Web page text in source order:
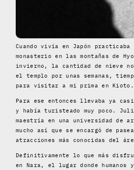
Cuando vivía en Japón practicaba
monasterio en las montañas de
invierno, la cantidad de nieve
el templo por unas semanas,
para visitar a mi prima en Kioto.
Para ese entonces llevaba ya
y había turisteado muy poco.
maestría en una universidad de
mucho así que se encargó de
atracciones más conocidas del
Definitivamente lo que más
en Nara, el lugar donde humanos